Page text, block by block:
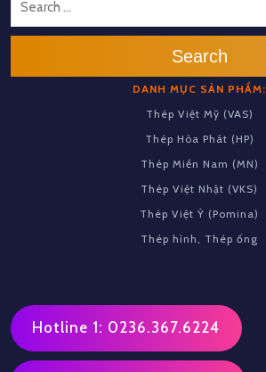
Search
DANH MỤC SẢN PHẨM:
Thép Việt Mỹ (VAS)
Thép Hòa Phát (HP)
Thép Miền Nam (MN)
Thép Việt Nhật (VKS)
Thép Việt Ý (Pomina)
Thép hình, Thép ống
Hotline 1: 0236.367.6224